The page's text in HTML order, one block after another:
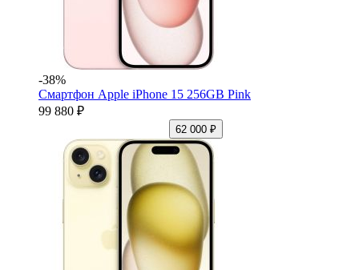
-38%
Смартфон Apple iPhone 15 256GB Pink
99 880 ₽
62 000 ₽